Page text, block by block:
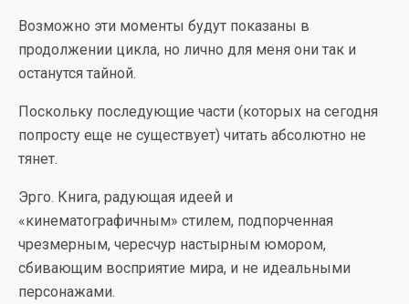
Возможно эти моменты будут показаны в
продолжении цикла, но лично для меня они так и
останутся тайной.
Поскольку последующие части (которых на сегодня
попросту еще не существует) читать абсолютно не
тянет.
Эрго. Книга, радующая идеей и
«кинематографичным» стилем, подпорченная
чрезмерным, чересчур настырным юмором,
сбивающим восприятие мира, и не идеальными
персонажами.